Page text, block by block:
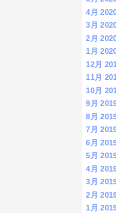
4月
3月
2月
1月
12月
11月
10月
9月
8月
7月
6月
5月
4月
3月
2月
1月